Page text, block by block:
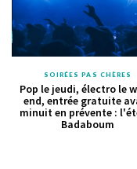
SOIRÉES PAS CHÈRES
Pop le jeudi, électro le
end, entrée gratuite
minuit en prévente :
Badaboum